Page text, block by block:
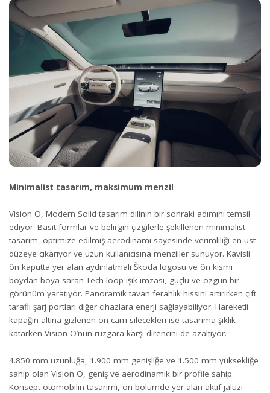
Minimalist tasarım, maksimum menzil
Vision O, Modern Solid tasarım dilinin bir sonraki adımını temsil
ediyor. Basit formlar ve belirgin çizgilerle şekillenen minimalist
tasarım, optimize edilmiş aerodinami sayesinde verimliliği en üst
düzeye çıkarıyor ve uzun kullanıcısına menziller sunuyor. Kavisli
ön kaputta yer alan aydınlatmalı Škoda logosu ve ön kısmı
boydan boya saran Tech-loop ışık imzası, güçlü ve özgün bir
görünüm yaratıyor. Panoramik tavan ferahlık hissini artırırken çift
taraflı şarj portları diğer cihazlara enerji sağlayabiliyor. Hareketli
kapağın altına gizlenen ön cam silecekleri ise tasarıma şıklık
katarken Vision O’nun rüzgara karşı direncini de azaltıyor.
4.850 mm uzunluğa, 1.900 mm genişliğe ve 1.500 mm yüksekliğe
sahip olan Vision O, geniş ve aerodinamik bir profile sahip.
Konsept otomobilin tasarımı, ön bölümde yer alan aktif jaluzi